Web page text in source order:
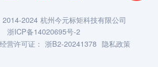
2024 杭州今元标矩科技有限公司
浙ICP备14020695号-2
营许可证： 浙B2-20241378 隐私政策